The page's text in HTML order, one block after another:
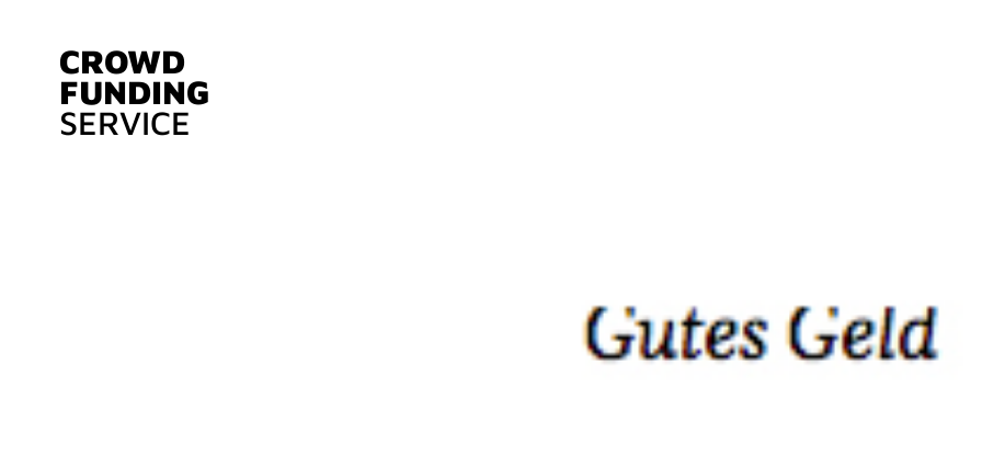
CROWD
FUNDING
SERVICE